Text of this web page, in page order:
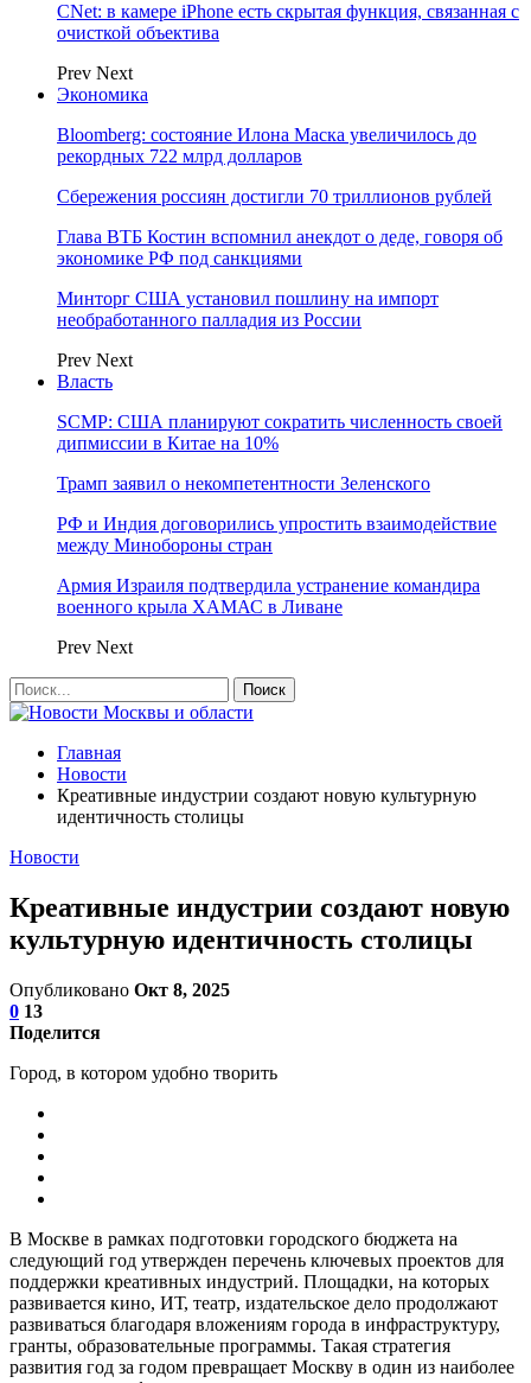
CNet: в камере iPhone есть скрытая функция, связанная с
очисткой объектива
Prev Next
Экономика
Bloomberg: состояние Илона Маска увеличилось до
рекордных 722 млрд долларов
Сбережения россиян достигли 70 триллионов рублей
Глава ВТБ Костин вспомнил анекдот о деде, говоря об
экономике РФ под санкциями
Минторг США установил пошлину на импорт
необработанного палладия из России
Prev Next
Власть
SCMP: США планируют сократить численность своей
дипмиссии в Китае на 10%
Трамп заявил о некомпетентности Зеленского
РФ и Индия договорились упростить взаимодействие
между Минобороны стран
Армия Израиля подтвердила устранение командира
военного крыла ХАМАС в Ливане
Prev Next
Главная
Новости
Креативные индустрии создают новую культурную
идентичность столицы
Новости
Креативные индустрии создают новую
культурную идентичность столицы
Опубликовано Окт 8, 2025
0 13
Поделится
Город, в котором удобно творить
В Москве в рамках подготовки городского бюджета на
следующий год утвержден перечень ключевых проектов для
поддержки креативных индустрий. Площадки, на которых
развивается кино, ИТ, театр, издательское дело продолжают
развиваться благодаря вложениям города в инфраструктуру,
гранты, образовательные программы. Такая стратегия
развития год за годом превращает Москву в один из наиболее